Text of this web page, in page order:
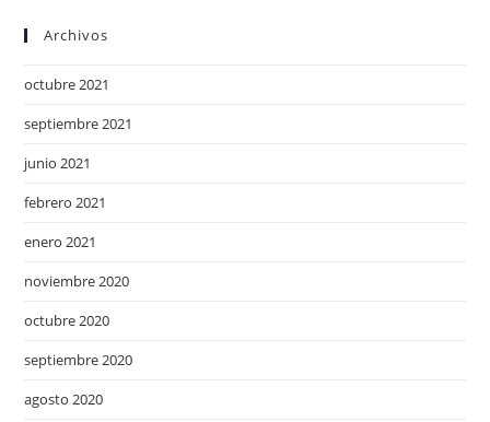
Archivos
octubre 2021
septiembre 2021
junio 2021
febrero 2021
enero 2021
noviembre 2020
octubre 2020
septiembre 2020
agosto 2020